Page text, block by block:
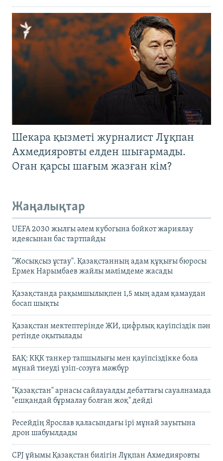
Шекара қызметі журналист Лұқпан
Ахмедияровты елден шығармады.
Оған қарсы шағым жазған кім?
Жаңалықтар
UEFA 2030 жылғы әлем кубогына бойкот жариялау
идеясынан бас тартпайды
"Жосықсыз ұстау". Қазақстанның адам құқығы бюросы
Ермек Нарымбаев жайлы мәлімдеме жасады
Қазақстанда рақымшылықпен 1,5 мың адам қамаудан
босап шықты
Қазақстан мектептерінде ЖИ, цифрлық қауіпсіздік пән
ретінде оқытылады
БАҚ: КҚК танкер тапшылығы мен қауіпсіздікке бола
мұнай тиеуді үзіп-созуға мәжбүр
"Қазақстан" арнасы сайлауалды дебаттағы сауалнамада
"ешқандай бұрмалау болған жоқ" дейді
Ресейдің Ярослав қаласындағы ірі мұнай зауытына
дрон шабуылдады
CPJ ұйымы Қазақстан билігін Лұқпан Ахмедияровты